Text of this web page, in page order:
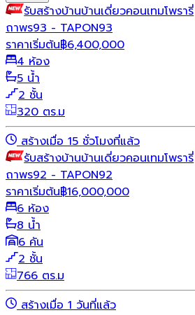
รับสร้างบ้านบ้านเดี่ยวคอนเทมโพรารี่
ถาพร93 - TAPON93
ราคาเริ่มต้น฿6,400,000
4 ห้อง
5 น้ำ
2 ชั้น
320 ตร.ม
สร้างเมื่อ 15 ชั่วโมงที่แล้ว
รับสร้างบ้านบ้านเดี่ยวคอนเทมโพรารี่
ถาพร92 - TAPON92
ราคาเริ่มต้น฿16,000,000
6 ห้อง
8 น้ำ
6 คัน
2 ชั้น
766 ตร.ม
สร้างเมื่อ 1 วันที่แล้ว